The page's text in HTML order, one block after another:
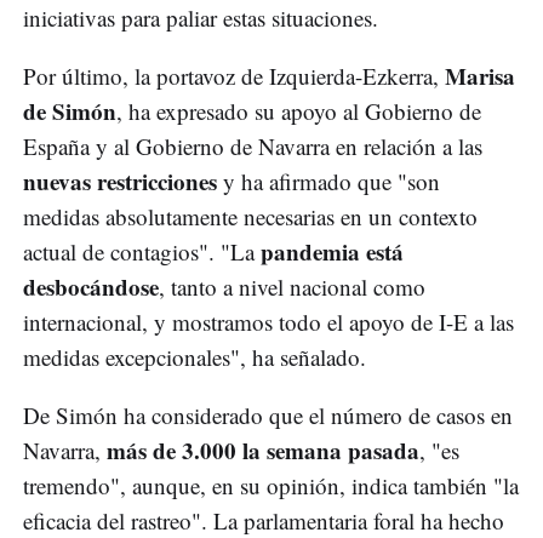
iniciativas para paliar estas situaciones.
Por último, la portavoz de Izquierda-Ezkerra, Marisa
de Simón, ha expresado su apoyo al Gobierno de
España y al Gobierno de Navarra en relación a las
nuevas restricciones y ha afirmado que "son
medidas absolutamente necesarias en un contexto
actual de contagios". "Lapandemia está
desbocándose, tanto a nivel nacional como
internacional, y mostramos todo el apoyo de I-E a las
medidas excepcionales", ha señalado.
De Simón ha considerado que el número de casos en
Navarra, más de 3.000 la semana pasada, "es
tremendo", aunque, en su opinión, indica también "la
eficacia del rastreo". La parlamentaria foral ha hecho